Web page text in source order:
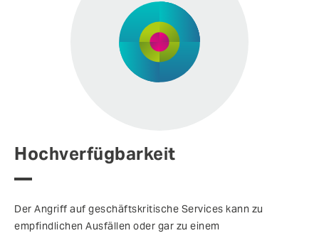
Hochverfügbarkeit
Der Angriff auf geschäftskritische Services kann zu
empfindlichen Ausfällen oder gar zu einem